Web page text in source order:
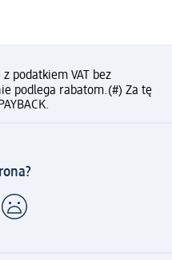
podatkiem VAT bez
podlega rabatom.(#) Za tę